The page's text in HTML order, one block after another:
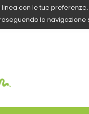
con le tue
la navigazione